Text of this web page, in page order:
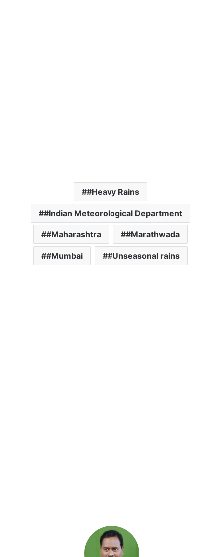
#Heavy Rains
#Indian Meteorological Department
#Maharashtra #Marathwada
#Mumbai #Unseasonal rains